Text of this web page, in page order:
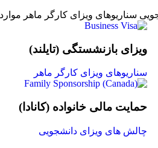
سناریوهای ویزای کارگر ماهر
ویزای بازنشستگی (تایلند)
سناریوهای ویزای کارگر ماهر
حمایت مالی خانواده (کانادا)
چالش های ویزای دانشجویی